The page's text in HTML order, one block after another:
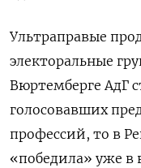
Ультраправые
электоральные
Вюртемберге АдГ
голосовавших
профессий, то в
«победила» уже в